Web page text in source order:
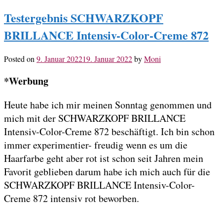
Testergebnis SCHWARZKOPF
BRILLANCE Intensiv-Color-Creme 872
Posted on9. Januar 202219. Januar 2022byMoni
*Werbung
Heute habe ich mir meinen Sonntag genommen und
mich mit der SCHWARZKOPF BRILLANCE
Intensiv-Color-Creme 872 beschäftigt. Ich bin schon
immer experimentier- freudig wenn es um die
Haarfarbe geht aber rot ist schon seit Jahren mein
Favorit geblieben darum habe ich mich auch für die
SCHWARZKOPF BRILLANCE Intensiv-Color-
Creme 872 intensiv rot beworben.